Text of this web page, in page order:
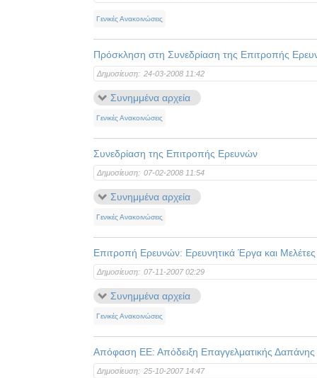
Γενικές Ανακοινώσεις
Πρόσκληση στη Συνεδρίαση της Επιτροπής
Δημοσίευση: 24-03-2008 11:42
Συνημμένα αρχεία
Γενικές Ανακοινώσεις
Συνεδρίαση της Επιτροπής Ερευνών
Δημοσίευση: 07-02-2008 11:54
Συνημμένα αρχεία
Γενικές Ανακοινώσεις
Επιτροπή Ερευνών: Ερευνητικά Έργα και
Δημοσίευση: 07-11-2007 02:29
Συνημμένα αρχεία
Γενικές Ανακοινώσεις
Απόφαση ΕΕ: Απόδειξη Επαγγελματικής Δαπάνης
Δημοσίευση: 25-10-2007 14:47